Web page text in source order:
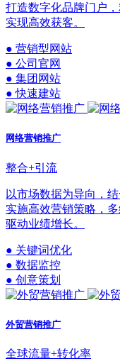
打造数字化品牌门户
实现高效获客。
● 营销型网站
● 公司官网
● 集团网站
● 快速建站
网络营销推广
整合+引流
以市场数据为导向，
实施高效营销策略，
驱动业绩增长。
● 关键词优化
● 数据监控
● 创意策划
外贸营销推广
全球流量+转化率